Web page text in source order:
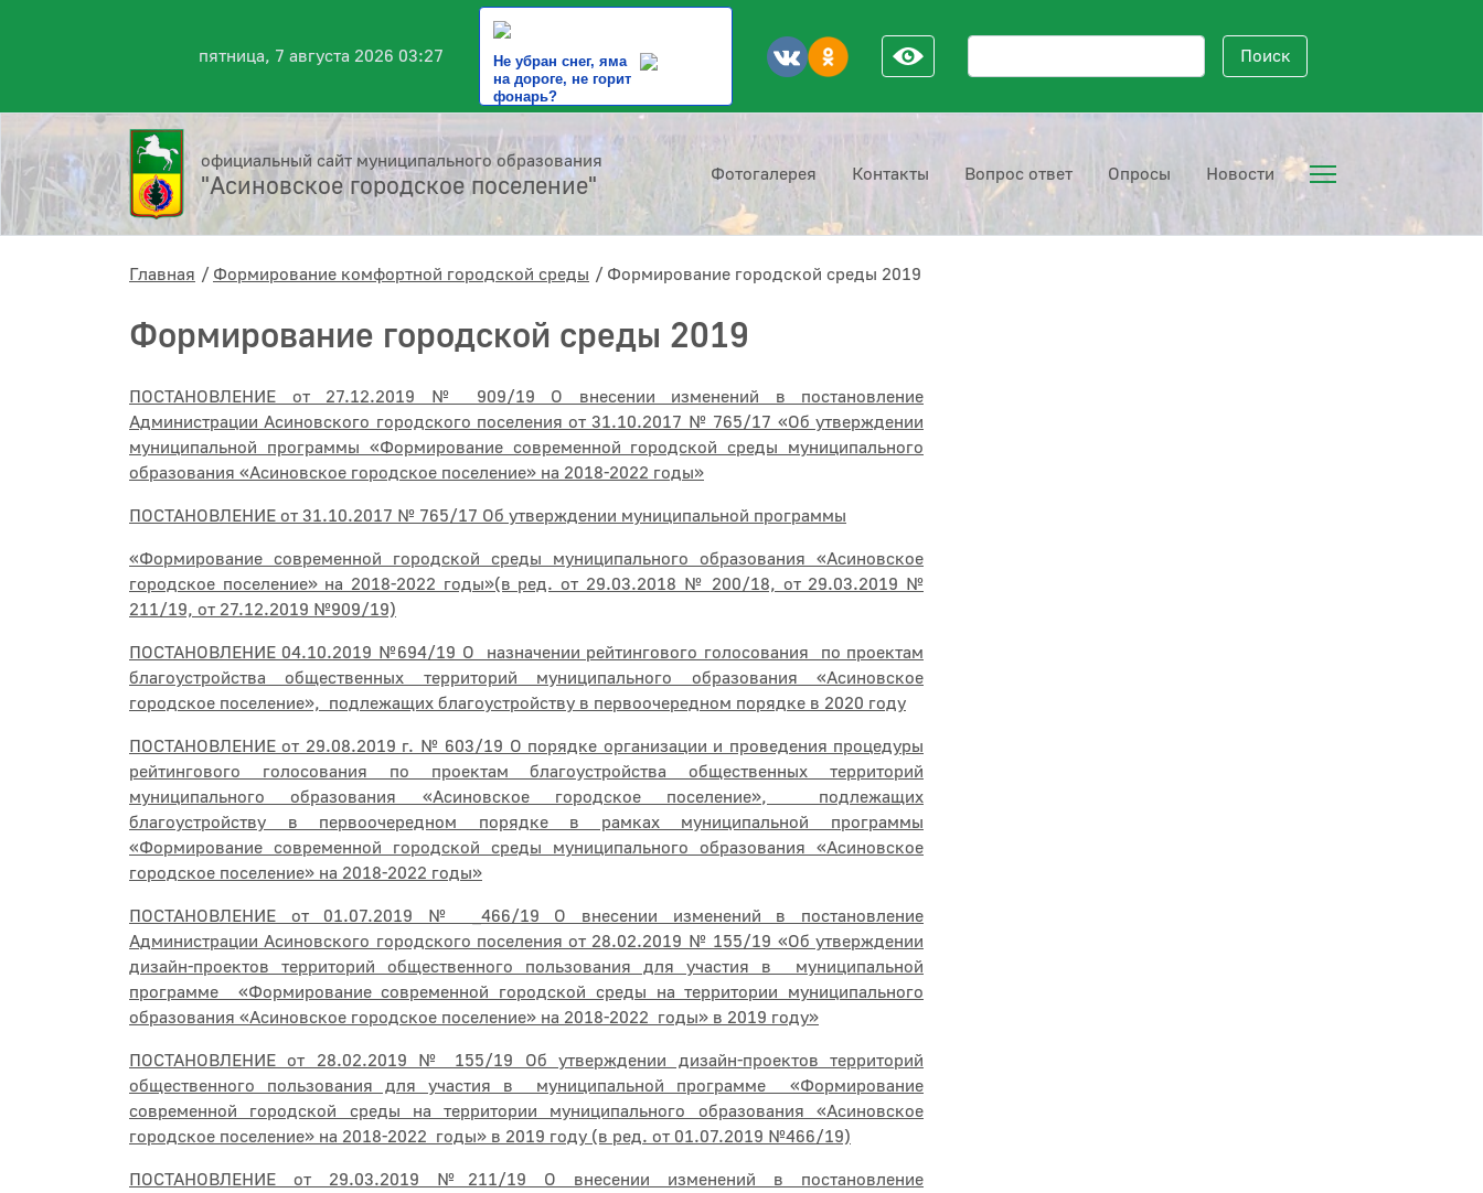
пятница, 7 августа 2026 03:27
Не убран снег, яма
на дороге, не горит
фонарь?
Поисковый запрос Поиск
официальный сайт муниципального образования
"Асиновское городское поселение" Фотогалерея Контакты Вопрос ответ Опросы Новости
Главная Формирование комфортной городской среды Формирование городской среды 2019
Формирование городской среды 2019
ПОСТАНОВЛЕНИЕ от 27.12.2019 № 909/19 О внесении изменений в постановление
Администрации Асиновского городского поселения от 31.10.2017 № 765/17 «Об утверждении
муниципальной программы «Формирование современной городской среды муниципального
образования «Асиновское городское поселение» на 2018-2022 годы»
ПОСТАНОВЛЕНИЕ от 31.10.2017 № 765/17 Об утверждении муниципальной программы
«Формирование современной городской среды муниципального образования «Асиновское
городское поселение» на 2018-2022 годы»(в ред. от 29.03.2018 № 200/18, от 29.03.2019 №
211/19, от 27.12.2019 №909/19)
ПОСТАНОВЛЕНИЕ 04.10.2019 №694/19 О назначении рейтингового голосования по проектам
благоустройства общественных территорий муниципального образования «Асиновское
городское поселение», подлежащих благоустройству в первоочередном порядке в 2020 году
ПОСТАНОВЛЕНИЕ от 29.08.2019 г. № 603/19 О порядке организации и проведения процедуры
рейтингового голосования по проектам благоустройства общественных территорий
муниципального образования «Асиновское городское поселение», подлежащих
благоустройству в первоочередном порядке в рамках муниципальной программы
«Формирование современной городской среды муниципального образования «Асиновское
городское поселение» на 2018-2022 годы»
ПОСТАНОВЛЕНИЕ от 01.07.2019 № _466/19 О внесении изменений в постановление
Администрации Асиновского городского поселения от 28.02.2019 № 155/19 «Об утверждении
дизайн-проектов территорий общественного пользования для участия в муниципальной
программе «Формирование современной городской среды на территории муниципального
образования «Асиновское городское поселение» на 2018-2022 годы» в 2019 году»
ПОСТАНОВЛЕНИЕ от 28.02.2019 № 155/19 Об утверждении дизайн-проектов территорий
общественного пользования для участия в муниципальной программе «Формирование
современной городской среды на территории муниципального образования «Асиновское
городское поселение» на 2018-2022 годы» в 2019 году (в ред. от 01.07.2019 №466/19)
ПОСТАНОВЛЕНИЕ от 29.03.2019 №211/19 О внесении изменений в постановление